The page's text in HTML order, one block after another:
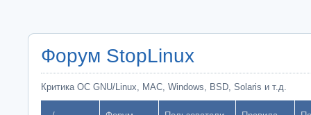
Форум StopLinux
Критика ОС GNU/Linux, MAC, Windows, BSD, Solaris и т.д.